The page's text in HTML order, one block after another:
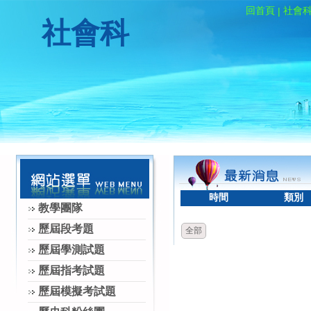
回首頁 | 社會
社會科
教學團隊
歷屆段考題
歷屆學測試題
歷屆指考試題
歷屆模擬考試題
時間 類別
全部